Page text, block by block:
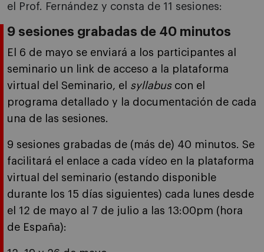
el Prof. Fernández y consta de 11 sesiones:
9 sesiones grabadas de 40 minutos
El 6 de mayo se enviará a los participantes al
seminario un link de acceso a la plataforma
virtual del Seminario, el syllabuscon el
programa detallado y la documentación de cada
una de las sesiones.
9 sesiones grabadas de (más de) 40 minutos. Se
facilitará el enlace a cada vídeo en la plataforma
virtual del seminario (estando disponible
durante los 15 días siguientes) cada lunes desde
el 12 de mayo al 7 de julio a las 13:00pm (hora
de España):